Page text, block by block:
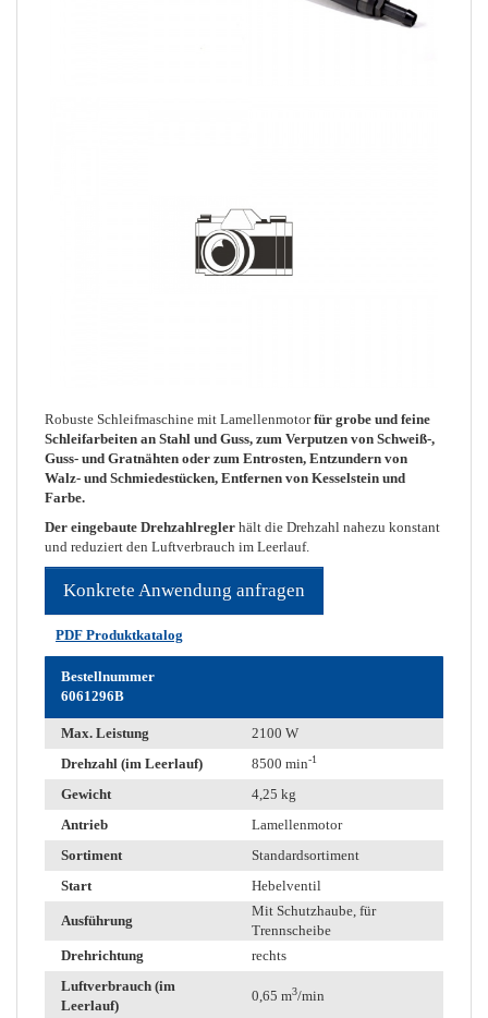
Robuste Schleifmaschine mit Lamellenmotorfür grobe und feine
Schleifarbeiten an Stahl und Guss, zum Verputzen von Schweiß-,
Guss- und Gratnähten oder zum Entrosten, Entzundern von
Walz- und Schmiedestücken, Entfernen von Kesselstein und
Farbe.
Der eingebaute Drehzahlregler hält die Drehzahl nahezu konstant
und reduziert den Luftverbrauch im Leerlauf.
Konkrete Anwendung anfragen
PDF Produktkatalog
Bestellnummer
6061296B
Max. Leistung
2100 W
Drehzahl (im Leerlauf)
8500 min-1
Gewicht
4,25 kg
Antrieb
Lamellenmotor
Sortiment
Standardsortiment
Start
Hebelventil
Ausführung
Mit Schutzhaube, für
Trennscheibe
Drehrichtung
rechts
Luftverbrauch (im
Leerlauf)
0,65 m3/min